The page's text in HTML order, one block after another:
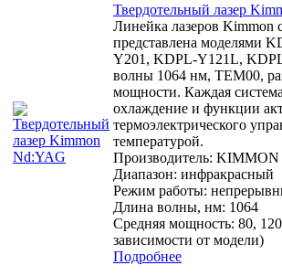
Твердотельный лазер
Линейка лазеров Kimmon
представлена моделями
Y201, KDPL-Y121L,
волны 1064 нм, TEM00,
мощности. Каждая
охлаждение и функции
термоэлектрического
температурой.
Производитель: KIMMON
Диапазон: инфракрасный
Режим работы:
Длина волны, нм: 1064
Средняя мощность: 80,
зависимости от модели)
Подробнее